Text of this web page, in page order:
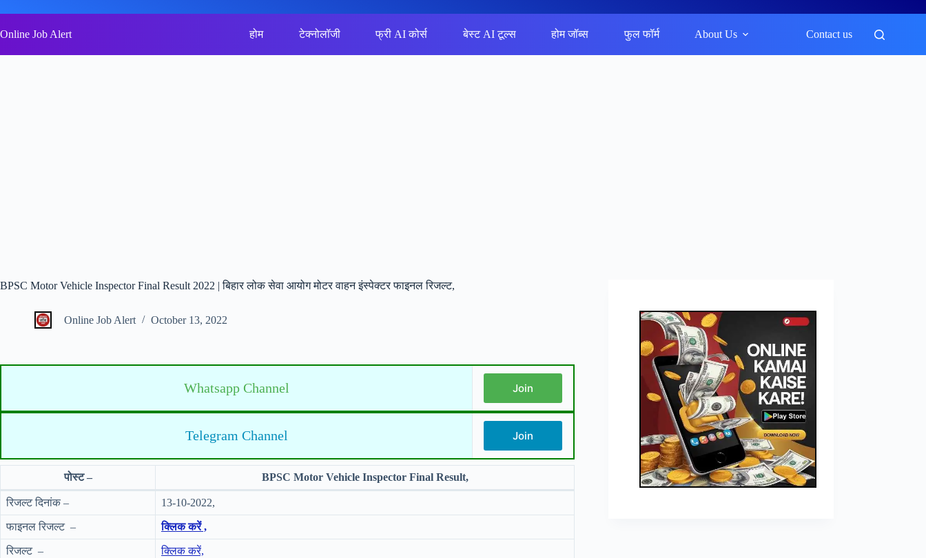
to
content
Online Job Alert होम टेक्नोलॉजी फ्री AI कोर्स बेस्ट AI टूल्स होम जॉब्स फुल फॉर्म About Us Contact us
BPSC Motor Vehicle Inspector Final Result 2022 | बिहार लोक सेवा आयोग मोटर वाहन इंस्पेक्टर फाइनल रिजल्ट,
Online Job Alert October 13, 2022
Whatsapp Channel Join
Telegram Channel Join
पोस्ट – BPSC Motor Vehicle Inspector Final Result,
रिजल्ट दिनांक – 13-10-2022,
फाइनल रिजल्ट – क्लिक करें ,
रिजल्ट – क्लिक करें,